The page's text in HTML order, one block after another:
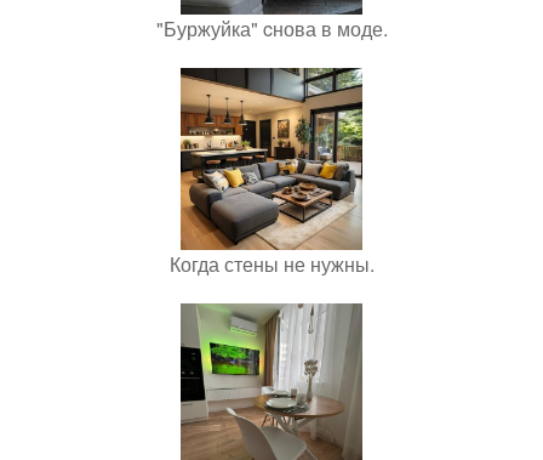
"Буржуйка" cнова в моде.
Когда стены не нужны.